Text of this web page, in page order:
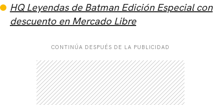
HQ Leyendas de Batman Edición Especial con
descuento en Mercado Libre
CONTINÚA DESPUÉS DE LA PUBLICIDAD